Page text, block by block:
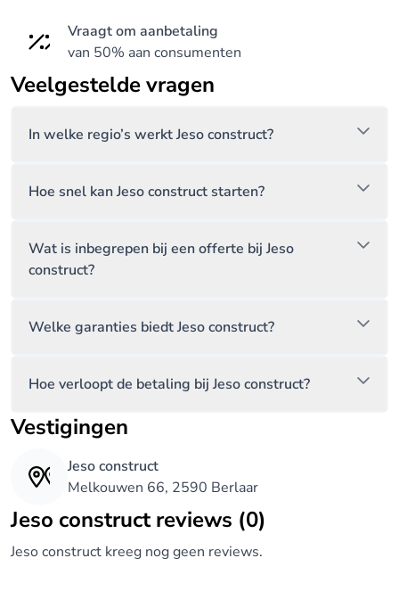
Vraagt om aanbetaling
van 50% aan consumenten
Veelgestelde vragen
In welke regio’s werkt Jeso construct?
Hoe snel kan Jeso construct starten?
Wat is inbegrepen bij een offerte bij Jeso
construct?
Welke garanties biedt Jeso construct?
Hoe verloopt de betaling bij Jeso construct?
Vestigingen
Jeso construct
Melkouwen 66, 2590 Berlaar
Jeso construct reviews (0)
Jeso construct kreeg nog geen reviews.